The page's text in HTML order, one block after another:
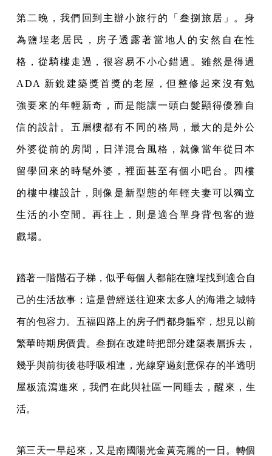
第二晚，我們回到主辦小旅行的「叁捌旅居」。身
為鹽埕老居民，房子透露著當地人的安然自在性
格，從騎樓走過，很容易不小心錯過。雖然是得過
ADA 新銳建築獎首獎的老屋，但整修起來沒有勉
強要來的年輕新奇，而是能讓一頭白髮顯得優雅自
信的設計。五層樓都有不同的格局，最大的是外公
外婆從前的房間，日洋混合風格，就像當年從日本
留學回來的時髦外婆，裡面甚至有個小吧台。四樓
的樓中樓設計，則像是新型態的年輕夫妻可以獨立
生活的小空間。再往上，則是適合單身背包客的遊
戲場。
踏著一階階石子梯，似乎每個人都能在鹽埕找到適合自
己的生活故事；這是曾經送往迎來太多人的海港之城特
有的包容力。五福四路上的房子們都身軀窄，想見以前
繁華時期房價貴。叁捌在改建時把部分建築表層拆去，
幾乎與前街後巷呼吸相連，光線穿過刻意保存的半透明
屋板流瀉進來，我們在此與社區一同睡去，醒來，生
活。
第三天一早起來，又是南國陽光金黃亮麗的一日。轉個